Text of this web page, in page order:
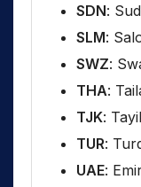
SDN:
SLM:
SWZ:
THA:
TJK:
TUR:
UAE: